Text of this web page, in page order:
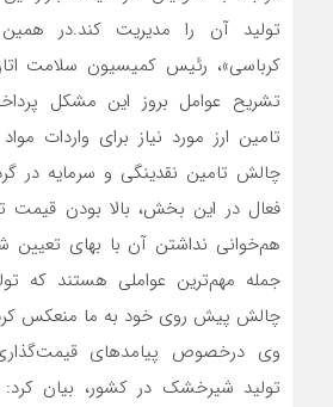
تولید آن را مدیریت کند.در
کرباسی»، رئیس کمیسیون سلامت
تشریح عوامل بروز این مشکل
تامین ارز مورد نیاز برای واردات
چالش تامین نقدینگی و سرمایه در
فعال در این بخش، بالا بودن
هم‌خوانی نداشتن آن با بهای تعیین
جمله مهم‌ترین عواملی هستند که
چالش پیش روی خود به ما منعکس
وی درخصوص پیامدهای
تولید شیرخشک در کشور، بیان کرد: